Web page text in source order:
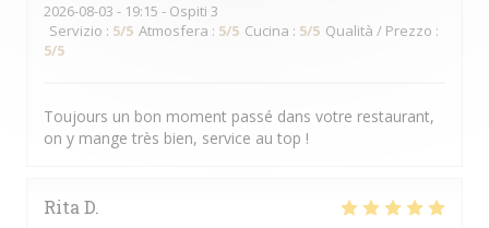
2026-08-03 - 19:15 - Ospiti 3
Servizio : 5/5 Atmosfera : 5/5 Cucina : 5/5 Qualità / Prezzo :
5/5
Toujours un bon moment passé dans votre restaurant,
on y mange très bien, service au top !
Rita D